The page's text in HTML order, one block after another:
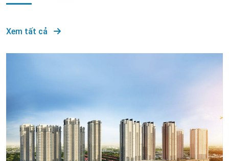
Xem tất cả